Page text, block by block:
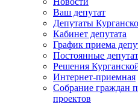
Ваш депутат
Депутаты
Кабинет депутата
График приема
Постоянные
Решения
Интернет-приемная
Собрание граждан
проектов